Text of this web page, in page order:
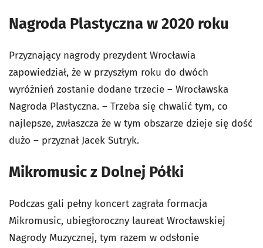
Nagroda Plastyczna w 2020 roku
Przyznający nagrody prezydent Wrocławia
zapowiedział, że w przyszłym roku do dwóch
wyróżnień zostanie dodane trzecie – Wrocławska
Nagroda Plastyczna. – Trzeba się chwalić tym, co
najlepsze, zwłaszcza że w tym obszarze dzieje się dość
dużo – przyznał Jacek Sutryk.
Mikromusic z Dolnej Półki
Podczas gali pełny koncert zagrała formacja
Mikromusic, ubiegłoroczny laureat Wrocławskiej
Nagrody Muzycznej, tym razem w odsłonie